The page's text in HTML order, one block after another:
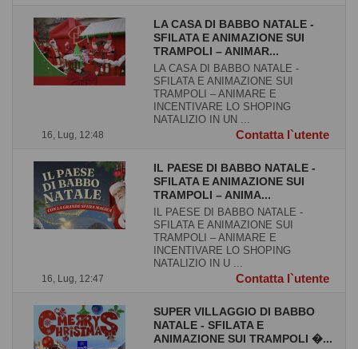
16, Lug, 12:48
LA CASA DI BABBO NATALE -
SFILATA E ANIMAZIONE SUI
TRAMPOLI – ANIMAR...
LA CASA DI BABBO NATALE -
SFILATA E ANIMAZIONE SUI
TRAMPOLI – ANIMARE E
INCENTIVARE LO SHOPING
NATALIZIO IN UN ...
Contatta l`utente
16, Lug, 12:47
IL PAESE DI BABBO NATALE -
SFILATA E ANIMAZIONE SUI
TRAMPOLI – ANIMA...
IL PAESE DI BABBO NATALE -
SFILATA E ANIMAZIONE SUI
TRAMPOLI – ANIMARE E
INCENTIVARE LO SHOPING
NATALIZIO IN U ...
Contatta l`utente
SUPER VILLAGGIO DI BABBO
NATALE - SFILATA E
ANIMAZIONE SUI TRAMPOLI �...